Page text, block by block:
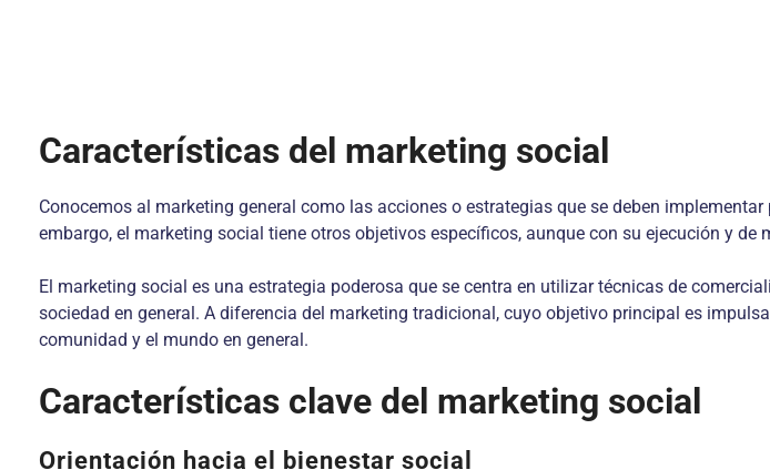
Características del marketing social
Conocemos al marketing general como las acciones o estrategias que se deben
embargo, el marketing social tiene otros objetivos específicos, aunque con su ejecución y
El marketing social es una estrategia poderosa que se centra en utilizar técnicas de
sociedad en general. A diferencia del marketing tradicional, cuyo objetivo principal es
comunidad y el mundo en general.
Características clave del marketing social
Orientación hacia el bienestar social